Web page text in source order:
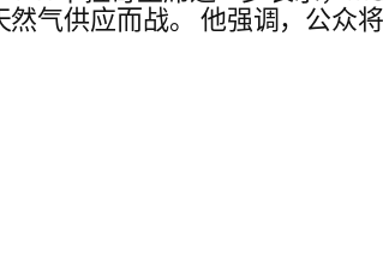
气供应而战。 他强调，公众